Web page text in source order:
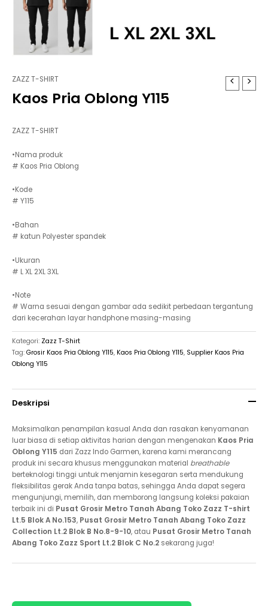
ZAZZ T-SHIRT
Kaos Pria Oblong Y115
ZAZZ T-SHIRT
•Nama produk
# Kaos Pria Oblong
•Kode
# Y115
•Bahan
# katun Polyester spandek
•Ukuran
# L XL 2XL 3XL
•Note
# Warna sesuai dengan gambar ada sedikit perbedaan tergantung
dari kecerahan layar handphone masing-masing
Kategori: Zazz T-Shirt
Tag: Grosir Kaos Pria Oblong Y115, Kaos Pria Oblong Y115, Supplier Kaos Pria
Oblong Y115
Deskripsi
Maksimalkan penampilan kasual Anda dan rasakan kenyamanan
luar biasa di setiap aktivitas harian dengan mengenakan Kaos Pria
Oblong Y115 dari Zazz Indo Garmen, karena kami merancang
produk ini secara khusus menggunakan material breathable
berteknologi tinggi untuk menjamin kesegaran serta mendukung
fleksibilitas gerak Anda tanpa batas, sehingga Anda dapat segera
mengunjungi, memilih, dan memborong langsung koleksi pakaian
terbaik ini di Pusat Grosir Metro Tanah Abang Toko Zazz T-shirt
Lt.5 Blok A No.153, Pusat Grosir Metro Tanah Abang Toko Zazz
Collection Lt.2 Blok B No.8-9-10, atau Pusat Grosir Metro Tanah
Abang Toko Zazz Sport Lt.2 Blok C No.2 sekarang juga!